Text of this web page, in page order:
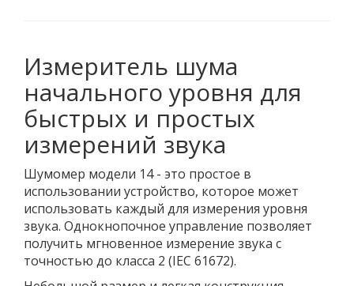
Измеритель шума
начального уровня для
быстрых и простых
измерений звука
Шумомер модели 14 - это простое в
использовании устройство, которое может
использовать каждый для измерения уровня
звука. Однокнопочное управление позволяет
получить мгновенное измерение звука с
точностью до класса 2 (IEC 61672).